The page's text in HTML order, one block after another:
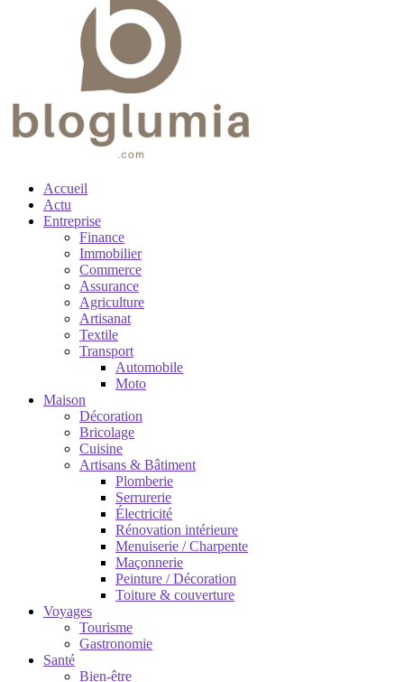
Accueil
Actu
Entreprise
Finance
Immobilier
Commerce
Assurance
Agriculture
Artisanat
Textile
Transport
Automobile
Moto
Maison
Décoration
Bricolage
Cuisine
Artisans & Bâtiment
Plomberie
Serrurerie
Électricité
Rénovation intérieure
Menuiserie / Charpente
Maçonnerie
Peinture / Décoration
Toiture & couverture
Voyages
Tourisme
Gastronomie
Santé
Bien-être